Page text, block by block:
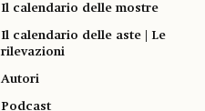
Il calendario delle mostre
Il calendario delle aste | Le
rilevazioni
Autori
Podcast